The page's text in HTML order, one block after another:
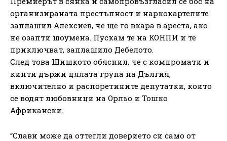
организираната престъпност и наркокартелите
заплашил Алексиев, че ще го вкара в ареста, ако
не озапти шоумена. Пускам те на КОНПИ и те
приключват, заплашило Дебелото.
След това Шишкото обяснил, че с компромати и
кинти държи цялата група на Дългия,
включително и распоретините депутатки, които
се водят любовници на Орльо и Тошко
Африкански.
“Слави може да оттегли доверието си само от